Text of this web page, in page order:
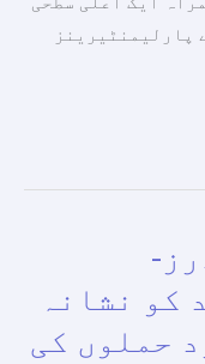
پارلیمنٹیرینز
کو نشانہ
حملوں کی